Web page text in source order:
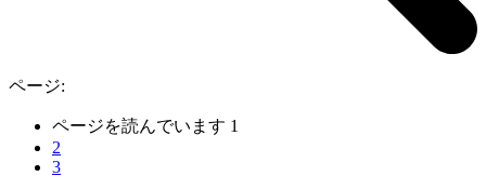
ページ:
ページを読んでいます 1
2
3